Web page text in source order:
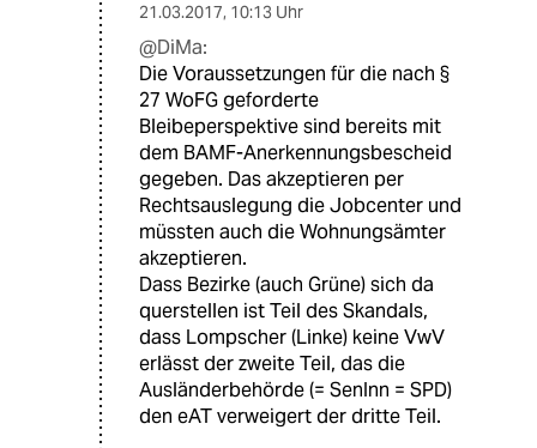
21.03.2017, 10:13 Uhr
@DiMa:
Die Voraussetzungen für die nach §
27 WoFG geforderte
Bleibeperspektive sind bereits mit
dem BAMF-Anerkennungsbescheid
gegeben. Das akzeptieren per
Rechtsauslegung die Jobcenter und
müssten auch die Wohnungsämter
akzeptieren.
Dass Bezirke (auch Grüne) sich da
querstellen ist Teil des Skandals,
dass Lompscher (Linke) keine VwV
erlässt der zweite Teil, das die
Ausländerbehörde (= SenInn = SPD)
den eAT verweigert der dritte Teil.